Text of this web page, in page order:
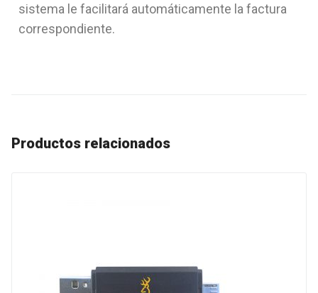
sistema le facilitará automáticamente la factura
correspondiente.
Productos relacionados